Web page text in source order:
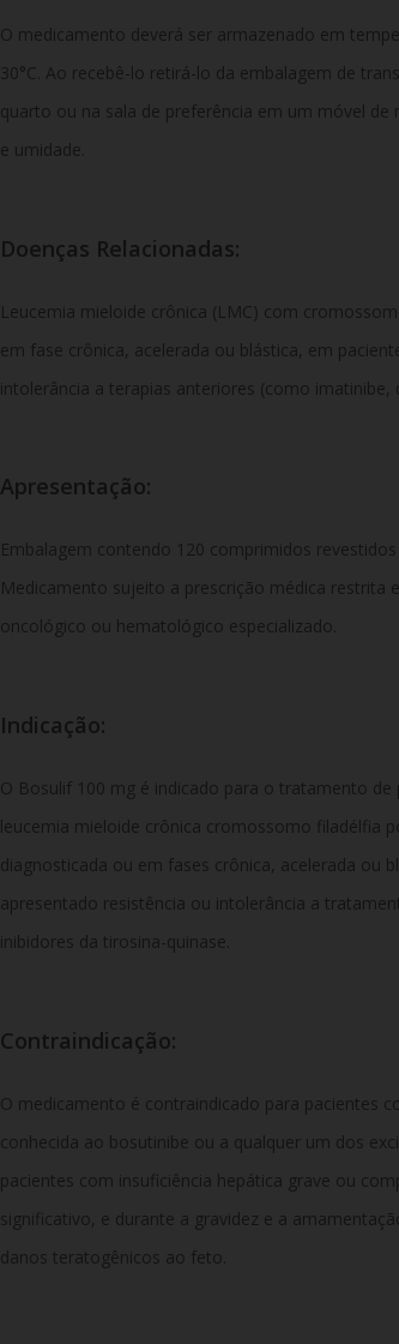
O medicamento deverá ser armazenado em
30°C. Ao recebê-lo retirá-lo da embalagem de
quarto ou na sala de preferência em um móvel de
e umidade.
Doenças Relacionadas:
Leucemia mieloide crônica (LMC) com
em fase crônica, acelerada ou blástica, em
intolerância a terapias anteriores (como imatinibe,
Apresentação:
Embalagem contendo 120 comprimidos revestidos
Medicamento sujeito a prescrição médica restrita
oncológico ou hematológico especializado.
Indicação:
O Bosulif 100 mgé indicado para o tratamento de
leucemia mieloide crônica cromossomo filadélfia
diagnosticada ou em fases crônica, acelerada ou
apresentado resistência ou intolerância a
inibidores da tirosina-quinase.
Contraindicação:
O medicamento é contraindicado para pacientes
conhecida ao bosutinibe ou a qualquer um dos
pacientes com insuficiência hepática grave ou
significativo, e durante a gravidez e a
danos teratogênicos ao feto.